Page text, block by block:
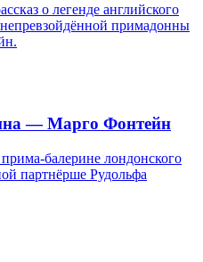
о легенде английского
примадонны
— Марго Фонтейн
балерине лондонского
партнёрше Рудольфа